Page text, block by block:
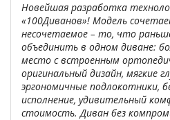
Новейшая разработка
«100Диванов»! Модель
несочетаемое – то, что
объединить в одном диване:
место с встроенным
оригинальный дизайн, мягкие
эргономичные подлокотники,
исполнение, удивительный
стоимость. Диван без